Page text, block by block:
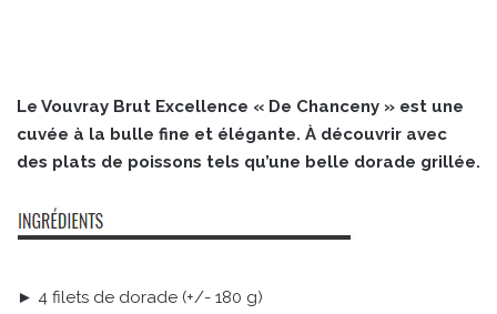
Le Vouvray Brut Excellence « De Chanceny » est une
cuvée à la bulle fine et élégante. À découvrir avec
des plats de poissons tels qu’une belle dorade grillée.
► 4 filets de dorade (+/- 180 g)